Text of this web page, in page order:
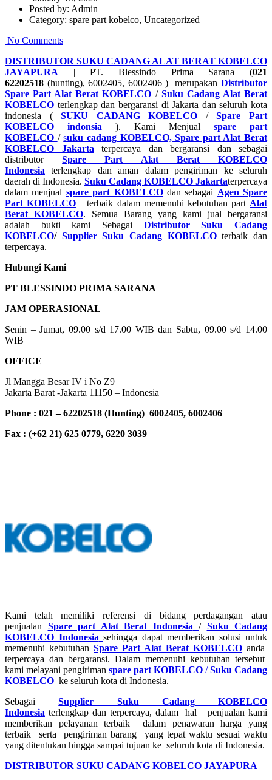
Posted by: Admin
Category: spare part kobelco, Uncategorized
No Comments
DISTRIBUTOR SUKU CADANG ALAT BERAT KOBELCO
JAYAPURA | PT. Blessindo Prima Sarana (021
62202518 (hunting), 6002405, 6002406 ) merupakan Distributor
Spare Part Alat Berat KOBELCO / Suku Cadang Alat Berat
KOBELCO terlengkap dan bergaransi di Jakarta dan seluruh kota
indonesia (SUKU CADANG KOBELCO /Spare Part
KOBELCO indonsia ). Kami Menjual spare part
KOBELCO /suku cadang KOBELCO, Spare part Alat Berat
KOBELCO Jakarta terpercaya dan bergaransi dan sebagai
distributorSpare Part Alat Berat KOBELCO
Indonesia terlengkap dan aman dalam pengiriman ke seluruh
daerah di Indonesia. Suku Cadang KOBELCO Jakartaterpercaya
dalam menjual spare part KOBELCOdan sebagai Agen Spare
Part KOBELCO terbaik dalam memenuhi kebutuhan part Alat
Berat KOBELCO. Semua Barang yang kami jual bergaransi
adalah bukti kami Sebagai Distributor Suku Cadang
KOBELCO/ Supplier Suku Cadang KOBELCO terbaik dan
terpercaya.
Hubungi Kami
PT BLESSINDO PRIMA SARANA
JAM OPERASIONAL
Senin – Jumat, 09.00 s/d 17.00 WIB dan Sabtu, 09.00 s/d 14.00
WIB
OFFICE
Jl Mangga Besar IV i No Z9
Jakarta Barat -Jakarta 11150 – Indonesia
Phone : 021 – 62202518 (Hunting) 6002405, 6002406
Fax : (+62 21) 625 0779, 6220 3039
Kami telah memiliki referensi di bidang perdagangan atau
penjualan Spare part Alat Berat Indonesia / Suku Cadang
KOBELCO Indonesia sehingga dapat memberikan solusi untuk
memenuhi kebutuhan Spare Part Alat Berat KOBELCO anda
terpercaya dan bergaransi. Dalam memenuhi kebutuhan tersebut
kami melayani pengiriman spare part KOBELCO /Suku Cadang
KOBELCO ke seluruh kota di Indonesia.
SebagaiSupplier Suku Cadang KOBELCO
Indonesia terlengkap dan terpercaya, dalam hal penjualan kami
memberikan pelayanan terbaik dalam penawaran harga yang
terbaik serta pengiriman barang yang tepat waktu sesuai waktu
yang ditentukan hingga sampai tujuan ke seluruh kota di Indonesia.
DISTRIBUTOR SUKU CADANG KOBELCO JAYAPURA